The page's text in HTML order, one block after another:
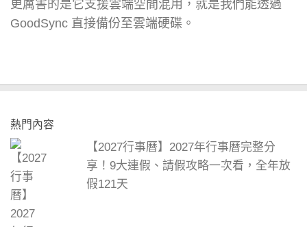
更厲害的是它支援雲端空間混用，就是我們能透過
GoodSync 直接備份至雲端硬碟。
熱門內容
【2027行事曆】2027年行事曆完整分
享！9大連假、請假攻略一次看，全年放
假121天